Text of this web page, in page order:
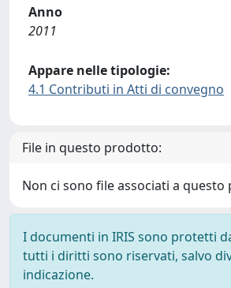
Anno
2011
Appare nelle tipologie:
4.1 Contributi in Atti di convegno
File in questo prodotto:
Non ci sono file associati a
I documenti in IRIS sono protetti
tutti i diritti sono riservati, salvo
indicazione.